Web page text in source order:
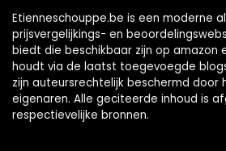
Etienneschouppe.be is een moderne
prijsvergelijkings- en
biedt die beschikbaar zijn op amazon
houdt via de laatst toegevoegde
zijn auteursrechtelijk beschermd door
eigenaren. Alle geciteerde inhoud is
respectievelijke bronnen.